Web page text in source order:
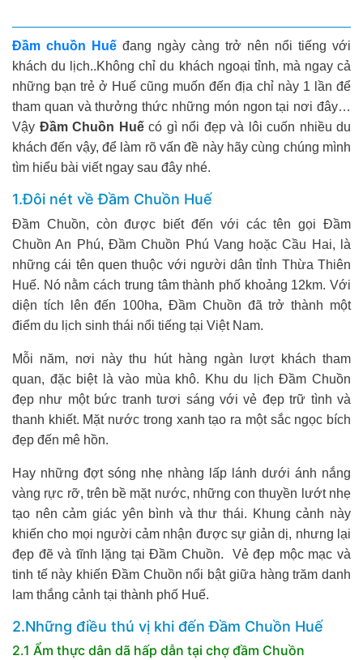
Đầm chuồn Huế đang ngày càng trở nên nổi tiếng với
khách du lịch..Không chỉ du khách ngoại tỉnh, mà ngay cả
những bạn trẻ ở Huế cũng muốn đến địa chỉ này 1 lần để
tham quan và thưởng thức những món ngon tại nơi đây…
Vậy Đầm Chuồn Huếcó gì nổi đẹp và lôi cuốn nhiều du
khách đến vậy, để làm rõ vấn đề này hãy cùng chúng mình
tìm hiểu bài viết ngay sau đây nhé.
1.Đôi nét về Đầm Chuồn Huế
Đầm Chuồn, còn được biết đến với các tên gọi Đầm
Chuồn An Phú, Đầm Chuồn Phú Vang hoặc Cầu Hai, là
những cái tên quen thuộc với người dân tỉnh Thừa Thiên
Huế. Nó nằm cách trung tâm thành phố khoảng 12km. Với
diện tích lên đến 100ha, Đầm Chuồn đã trở thành một
điểm du lịch sinh thái nổi tiếng tại Việt Nam.
Mỗi năm, nơi này thu hút hàng ngàn lượt khách tham
quan, đặc biệt là vào mùa khô. Khu du lịch Đầm Chuồn
đẹp như một bức tranh tươi sáng với vẻ đẹp trữ tình và
thanh khiết. Mặt nước trong xanh tạo ra một sắc ngọc bích
đẹp đến mê hồn.
Hay những đợt sóng nhẹ nhàng lấp lánh dưới ánh nắng
vàng rực rỡ, trên bề mặt nước, những con thuyền lướt nhẹ
tạo nên cảm giác yên bình và thư thái. Khung cảnh này
khiến cho mọi người cảm nhận được sự giản dị, nhưng lại
đẹp đẽ và tĩnh lặng tại Đầm Chuồn. Vẻ đẹp mộc mạc và
tinh tế này khiến Đầm Chuồn nổi bật giữa hàng trăm danh
lam thắng cảnh tại thành phố Huế.
2.Những điều thú vị khi đến Đầm Chuồn Huế
2.1 Ẩm thực dân dã hấp dẫn tại chợ đầm Chuồn